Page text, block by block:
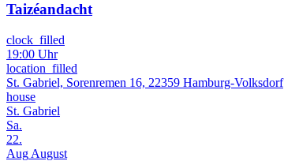
Taizéandacht
clock_filled
19:00 Uhr
location_filled
St. Gabriel, Sorenremen 16, 22359 Hamburg-Volksdorf
house
St. Gabriel
Sa.
22.
Aug August